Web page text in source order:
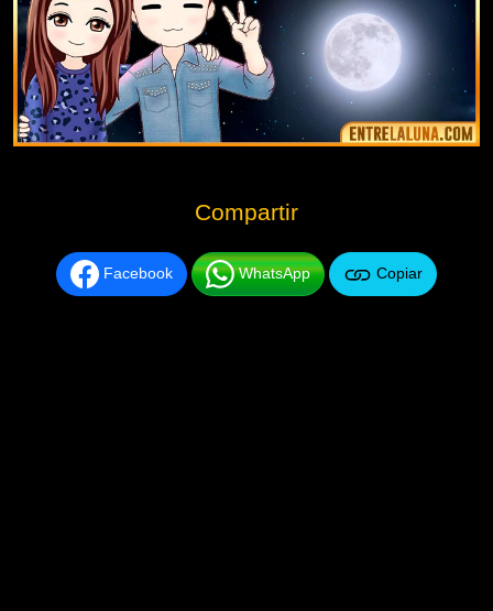
Compartir
Facebook WhatsApp Copiar